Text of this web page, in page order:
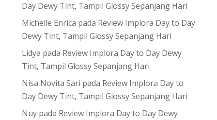
Day Dewy Tint, Tampil Glossy Sepanjang Hari
Michelle Enrica pada Review Implora Day to Day
Dewy Tint, Tampil Glossy Sepanjang Hari
Lidya pada Review Implora Day to Day Dewy
Tint, Tampil Glossy Sepanjang Hari
Nisa Novita Sari pada Review Implora Day to
Day Dewy Tint, Tampil Glossy Sepanjang Hari
Nuypada Review Implora Day to Day Dewy